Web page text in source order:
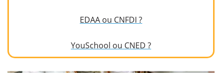
EDAA ou CNFDI ?
YouSchool ou CNED ?